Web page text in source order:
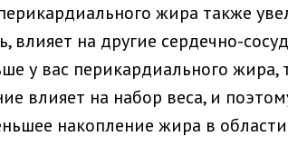
жира также
влияет на другие сердечно-
у вас перикардиального
влияет на набор веса, и
накопление жира в